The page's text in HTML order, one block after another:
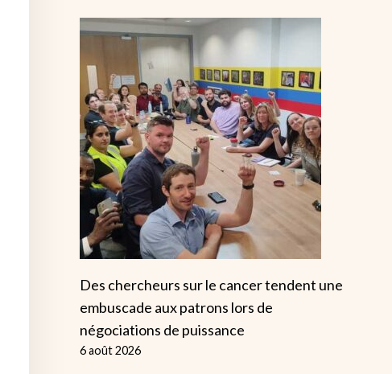
Des chercheurs sur le cancer tendent une
embuscade aux patrons lors de
négociations de puissance
6 août 2026